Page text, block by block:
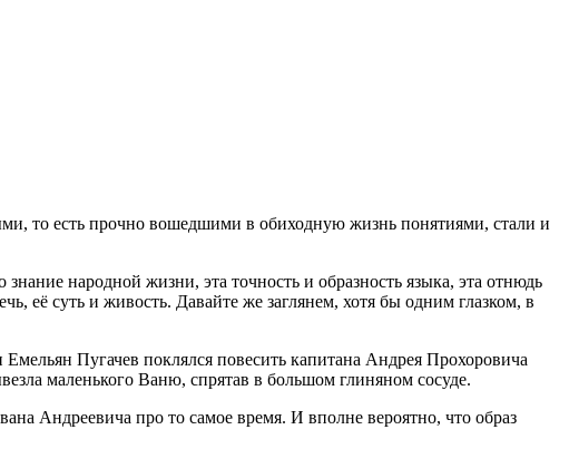
то есть прочно вошедшими в обиходную жизнь понятиями, стали и
народной жизни, эта точность и образность языка, эта отнюдь
её суть и живость. Давайте же заглянем, хотя бы одним глазком, в
Пугачев поклялся повесить капитана Андрея Прохоровича
маленького Ваню, спрятав в большом глиняном сосуде.
Андреевича про то самое время. И вполне вероятно, что образ